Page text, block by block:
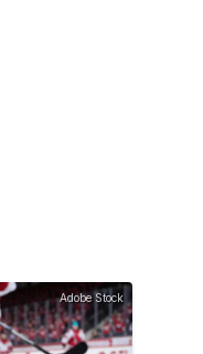
Adobe Stock